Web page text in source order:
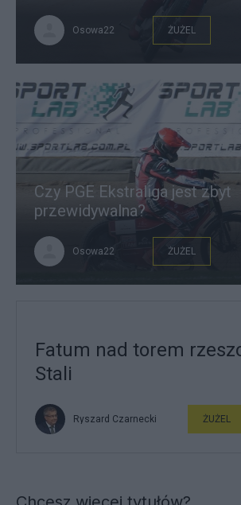
Osowa22 ŻUŻEL
Czy PGE Ekstraliga jest zbyt
przewidywalna?
Osowa22 ŻUŻEL
Fatum nad torem
Stali
Ryszard Czarnecki ŻUŻEL